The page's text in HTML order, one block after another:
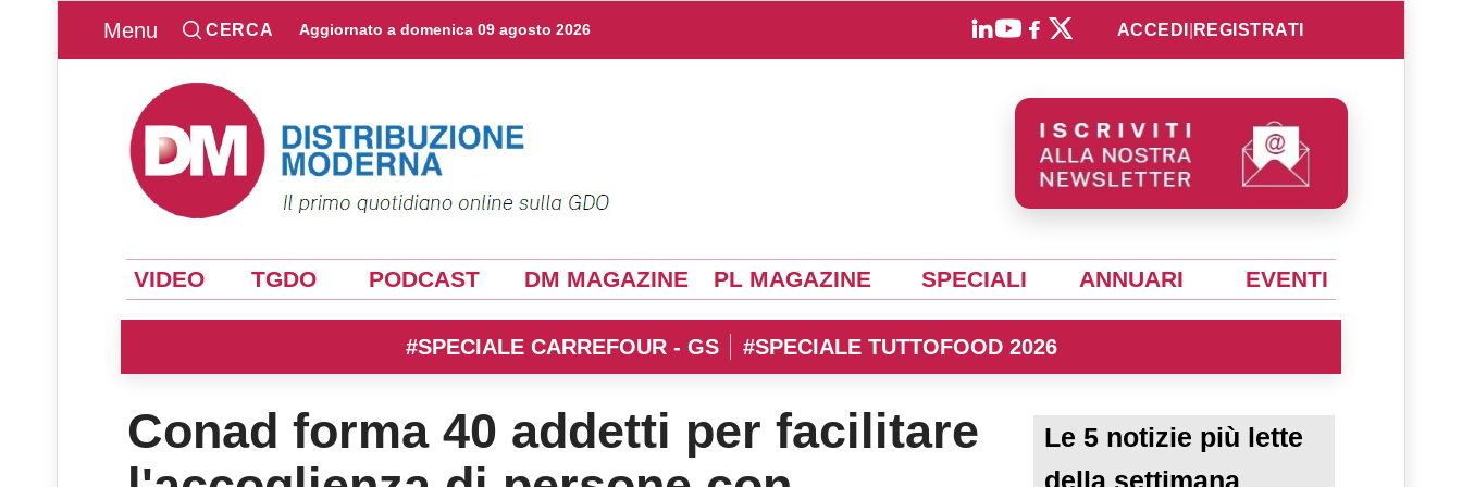
Menu CERCA Aggiornato a domenica 09 agosto 2026 ACCEDI REGISTRATI
VIDEO TGDO PODCAST DM MAGAZINE PL MAGAZINE SPECIALI ANNUARI EVENTI
#SPECIALE CARREFOUR - GS #SPECIALE TUTTOFOOD 2026
Conad forma 40 addetti per facilitare
Le 5 notizie più lette
della settimana